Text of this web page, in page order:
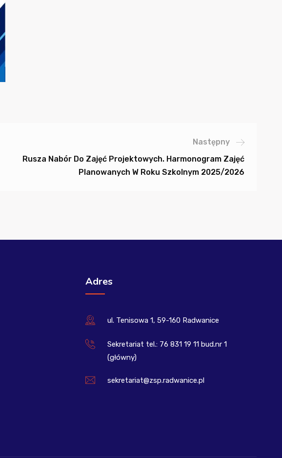
Następny
Rusza Nabór Do Zajęć Projektowych. Harmonogram Zajęć
Planowanych W Roku Szkolnym 2025/2026
Adres
ul. Tenisowa 1, 59-160 Radwanice
Sekretariat tel.: 76 831 19 11 bud.nr 1
(główny)
sekretariat@zsp.radwanice.pl